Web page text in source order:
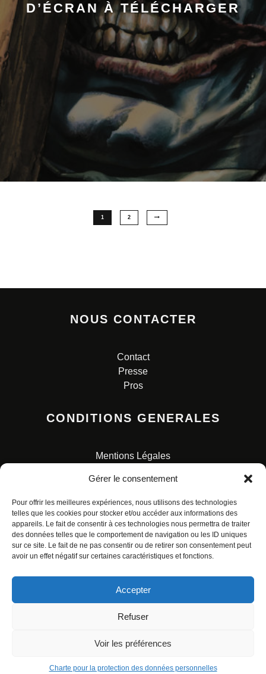
Gérer le consentement
Pour offrir les meilleures expériences, nous utilisons des technologies
telles que les cookies pour stocker et/ou accéder aux informations des
appareils. Le fait de consentir à ces technologies nous permettra de traiter
des données telles que le comportement de navigation ou les ID uniques
sur ce site. Le fait de ne pas consentir ou de retirer son consentement peut
avoir un effet négatif sur certaines caractéristiques et fonctions.
Accepter
Refuser
Voir les préférences
Charte pour la protection des données personnelles
D’ÉCRAN À TÉLÉCHARGER
1 2
NOUS CONTACTER
Contact
Presse
Pros
CONDITIONS GENERALES
Mentions Légales
Charte pour la protection des données personnelles
© ALL RIGHTS RESERVED. URBAN COMICS POUR LES